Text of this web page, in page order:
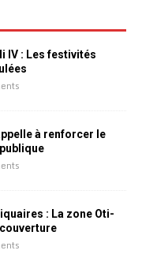
IV : Les festivités
à renforcer le
: La zone Oti-